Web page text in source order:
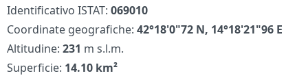
Identificativo ISTAT:069010
Coordinate geografiche:42°18'0"72 N, 14°18'21"96 E
Altitudine:231 m s.l.m.
Superficie: 14.10 km²